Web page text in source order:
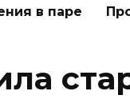
в паре